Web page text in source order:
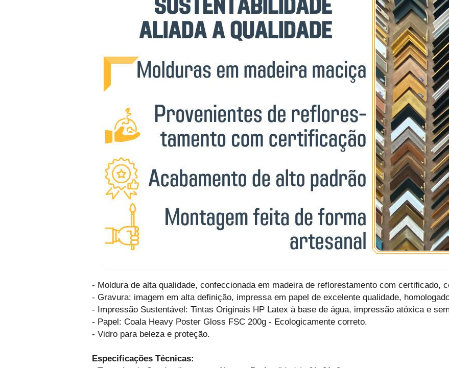
- Moldura de alta qualidade, confeccionada em madeira de reflorestamento com certificado,
- Gravura: imagem em alta definição, impressa em papel de excelente qualidade,
- Impressão Sustentável: Tintas Originais HP Latex à base de água, impressão atóxica e
- Papel: Coala Heavy Poster Gloss FSC 200g - Ecologicamente correto.
- Vidro para beleza e proteção.
Especificações Técnicas: